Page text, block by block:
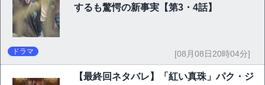
するも驚愕の新事実【第3・4話】
ドラマ [08月08日20時04分]
【最終回ネタバレ】「紅い真珠」パク・ジ